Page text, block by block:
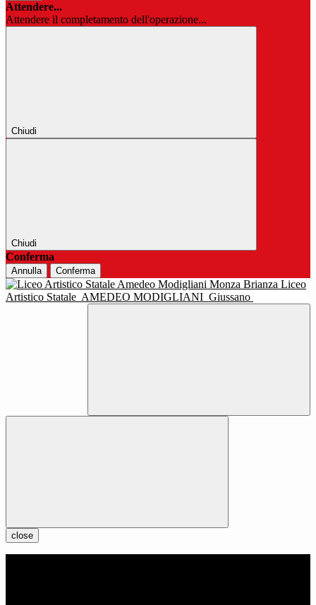
Attendere...
Attendere il completamento dell'operazione...
Chiudi
Chiudi
Conferma
Annulla Conferma
Liceo
Artistico Statale AMEDEO MODIGLIANI Giussano
close